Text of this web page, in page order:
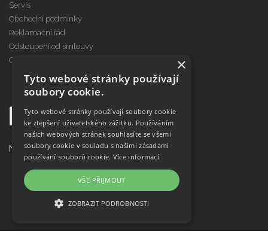
Servis
Obchodní podmínky
Reklamační řád
Odstoupení od smlouvy
Cookies
Najdete nás na
×
Tyto webové stránky používají
soubory cookie.
Tyto webové stránky používají soubory cookie
ke zlepšení uživatelského zážitku. Používáním
našich webových stránek souhlasíte se všemi
soubory cookie v souladu s našimi zásadami
používání souborů cookie. Více informací
VŠE PŘIJMOUT
ZOBRAZIT PODROBNOSTI